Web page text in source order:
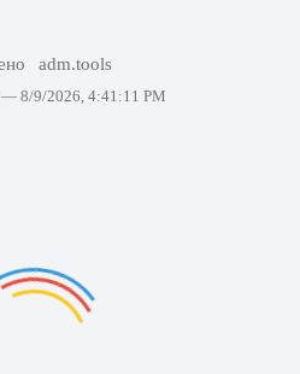
adm.tools
— 8/9/2026, 4:41:11 PM